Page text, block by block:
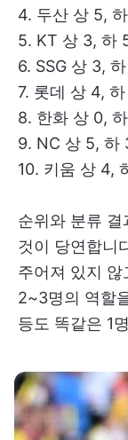
4. 두산 상 5,
5. KT 상 3, 하
6. SSG 상 3,
7. 롯데 상 4,
8. 한화 상 0,
9. NC 상 5, 하
10. 키움 상 4,
순위와 분류
것이 당연합니
주어져 있지
2~3명의 역할
등도 똑같은 1